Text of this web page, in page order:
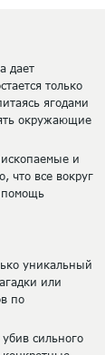
дает
только
ягодами
окружающие
и
что все вокруг
помощь
уникальный
или
по
сильного